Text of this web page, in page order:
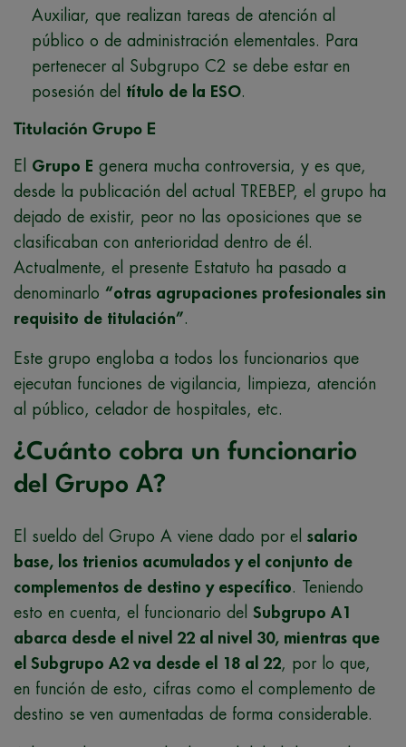
Auxiliar, que realizan tareas de atención al
público o de administración elementales. Para
pertenecer al Subgrupo C2 se debe estar en
posesión del título de la ESO.
Titulación Grupo E
El Grupo E genera mucha controversia, y es que,
desde la publicación del actual TREBEP, el grupo ha
dejado de existir, peor no las oposiciones que se
clasificaban con anterioridad dentro de él.
Actualmente, el presente Estatuto ha pasado a
denominarlo “otras agrupaciones profesionales sin
requisito de titulación”.
Este grupo engloba a todos los funcionarios que
ejecutan funciones de vigilancia, limpieza, atención
al público, celador de hospitales, etc.
¿Cuánto cobra un funcionario
del Grupo A?
El sueldo del Grupo A viene dado por el salario
base, los trienios acumulados y el conjunto de
complementos de destino y específico. Teniendo
esto en cuenta, el funcionario del Subgrupo A1
abarca desde el nivel 22 al nivel 30, mientras que
el Subgrupo A2 va desde el 18 al 22, por lo que,
en función de esto, cifras como el complemento de
destino se ven aumentadas de forma considerable.